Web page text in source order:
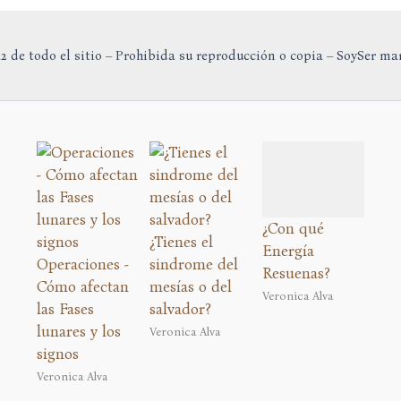
Control)
de todo el sitio – Prohibida su reproducción o copia – SoySer
Operaciones -
Cómo afectan
las Fases
lunares y los
signos
Veronica Alva
¿Tienes el
sindrome del
mesías o del
salvador?
Veronica Alva
¿Con qué
Energía
Resuenas?
Veronica Alva